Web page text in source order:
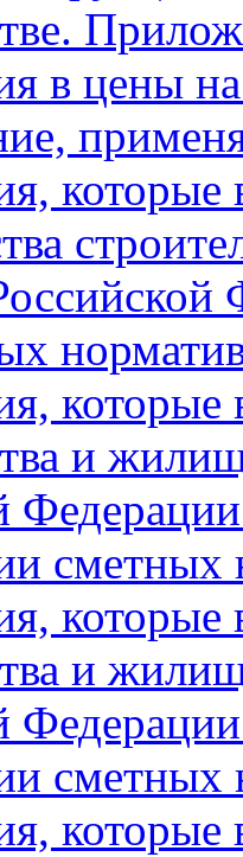
в цены
которые
которые
и
сметных
которые
и
сметных
которые